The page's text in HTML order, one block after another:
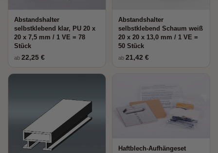
Abstandshalter
selbstklebend klar, PU 20 x
20 x 7,5 mm / 1 VE = 78
Stück
ab 22,25 €
Abstandshalter
selbstklebend Schaum weiß
20 x 20 x 13,0 mm / 1 VE =
50 Stück
ab 21,42 €
Haftblech-Aufhängeset